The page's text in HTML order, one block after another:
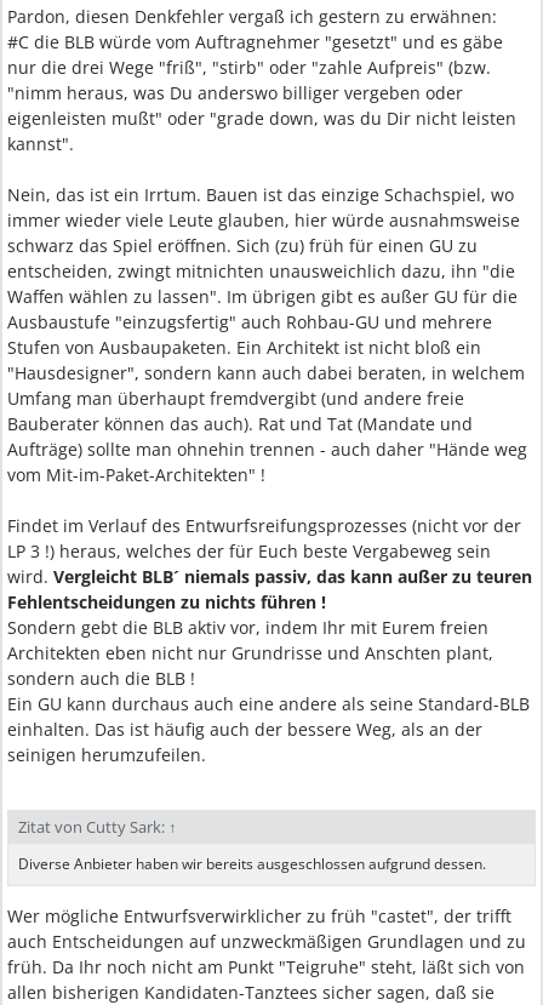
Pardon, diesen Denkfehler vergaß ich gestern zu erwähnen:
#C die BLB würde vom Auftragnehmer "gesetzt" und es gäbe
nur die drei Wege "friß", "stirb" oder "zahle Aufpreis" (bzw.
"nimm heraus, was Du anderswo billiger vergeben oder
eigenleisten mußt" oder "grade down, was du Dir nicht leisten
kannst".
Nein, das ist ein Irrtum. Bauen ist das einzige Schachspiel, wo
immer wieder viele Leute glauben, hier würde ausnahmsweise
schwarz das Spiel eröffnen. Sich (zu) früh für einen GU zu
entscheiden, zwingt mitnichten unausweichlich dazu, ihn "die
Waffen wählen zu lassen". Im übrigen gibt es außer GU für die
Ausbaustufe "einzugsfertig" auch Rohbau-GU und mehrere
Stufen von Ausbaupaketen. Ein Architekt ist nicht bloß ein
"Hausdesigner", sondern kann auch dabei beraten, in welchem
Umfang man überhaupt fremdvergibt (und andere freie
Bauberater können das auch). Rat und Tat (Mandate und
Aufträge) sollte man ohnehin trennen - auch daher "Hände weg
vom Mit-im-Paket-Architekten" !
Findet im Verlauf des Entwurfsreifungsprozesses (nicht vor der
LP 3 !) heraus, welches der für Euch beste Vergabeweg sein
wird. Vergleicht BLB´ niemals passiv, das kann außer zu teuren
Fehlentscheidungen zu nichts führen !
Sondern gebt die BLB aktiv vor, indem Ihr mit Eurem freien
Architekten eben nicht nur Grundrisse und Anschten plant,
sondern auch die BLB !
Ein GU kann durchaus auch eine andere als seine Standard-BLB
einhalten. Das ist häufig auch der bessere Weg, als an der
seinigen herumzufeilen.
Zitat von Cutty Sark: ↑
Diverse Anbieter haben wir bereits ausgeschlossen aufgrund dessen.
Wer mögliche Entwurfsverwirklicher zu früh "castet", der trifft
auch Entscheidungen auf unzweckmäßigen Grundlagen und zu
früh. Da Ihr noch nicht am Punkt "Teigruhe" steht, läßt sich von
allen bisherigen Kandidaten-Tanztees sicher sagen, daß sie